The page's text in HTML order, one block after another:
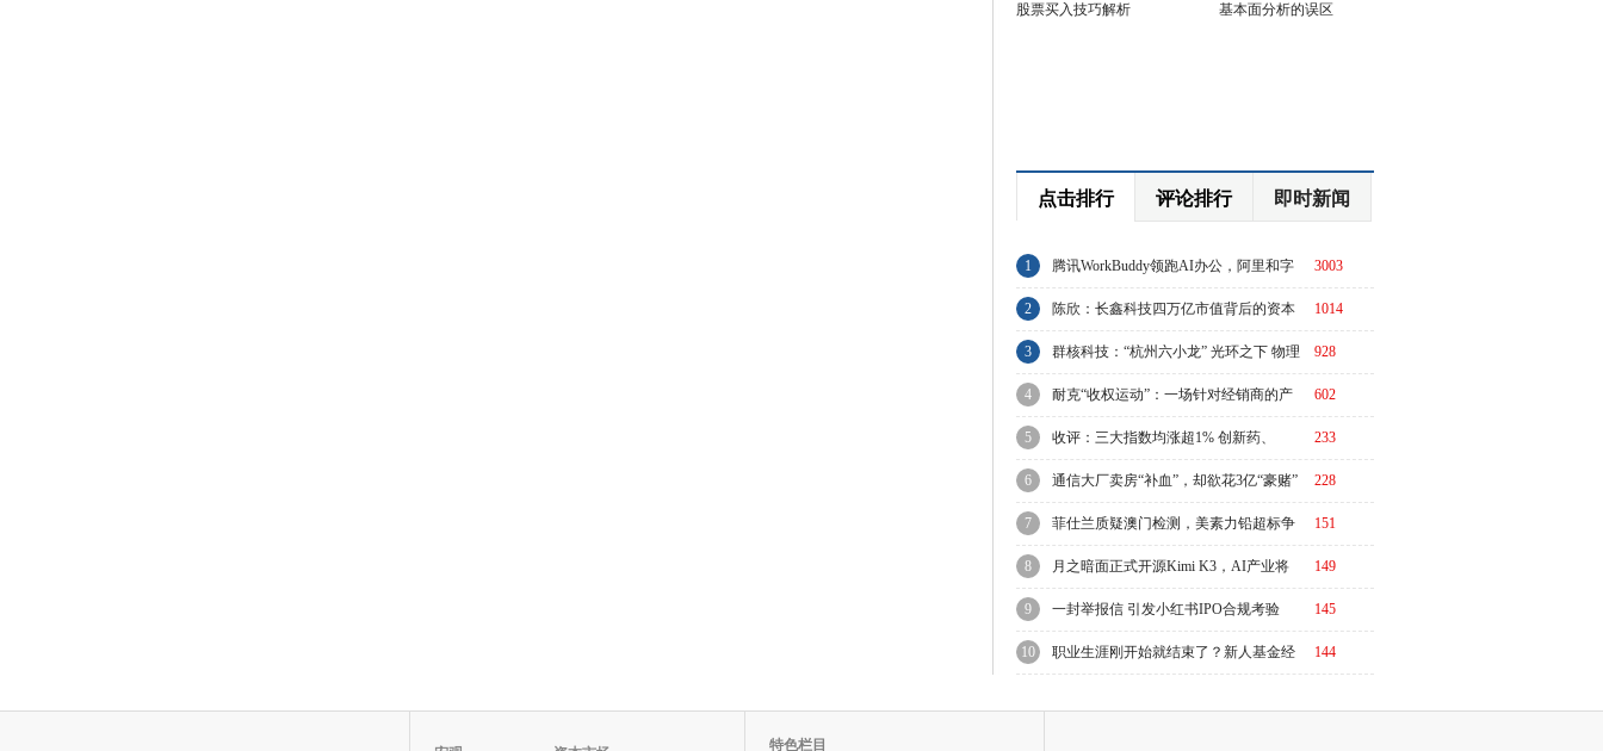
股票买入技巧解析 基本面分析的误区
点击排行 评论排行 即时新闻
3003
1 腾讯WorkBuddy领跑AI办公，阿里和字
节急了？ 1014
2 陈欣：长鑫科技四万亿市值背后的资本
与周期 928
3 群核科技：“杭州六小龙” 光环之下 物理
AI故事有水分吗？ 602
4 耐克“收权运动”：一场针对经销商的产
业链价值重估 233
5 收评：三大指数均涨超1% 创新药、
CRO概念全线走强 228
6 通信大厂卖房“补血”，却欲花3亿“豪赌”
151
7 菲仕兰质疑澳门检测，美素力铅超标争
议升级 149
8 月之暗面正式开源Kimi K3，AI产业将
迎又一个“DeepSeek时刻”冲击波？ 145
9 一封举报信 引发小红书IPO合规考验
144
10 职业生涯刚开始就结束了？新人基金经
特色栏目